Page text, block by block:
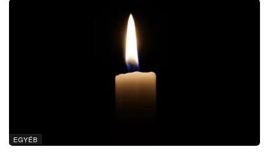
EGYÉB